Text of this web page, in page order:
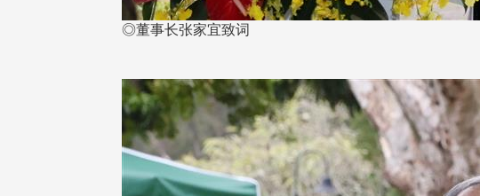
◎董事长张家宜致词